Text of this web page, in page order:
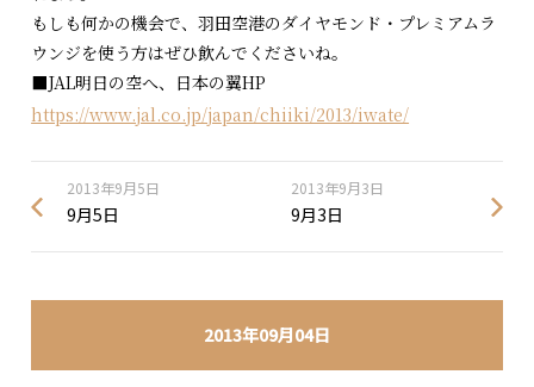
2013年09月04日
もしも何かの機会で、羽田空港のダイヤモンド・プレミアムラ
ウンジを使う方はぜひ飲んでくださいね。
■JAL明日の空へ、日本の翼HP
https://www.jal.co.jp/japan/chiiki/2013/iwate/
2013年9月5日
9月5日
2013年9月3日
9月3日